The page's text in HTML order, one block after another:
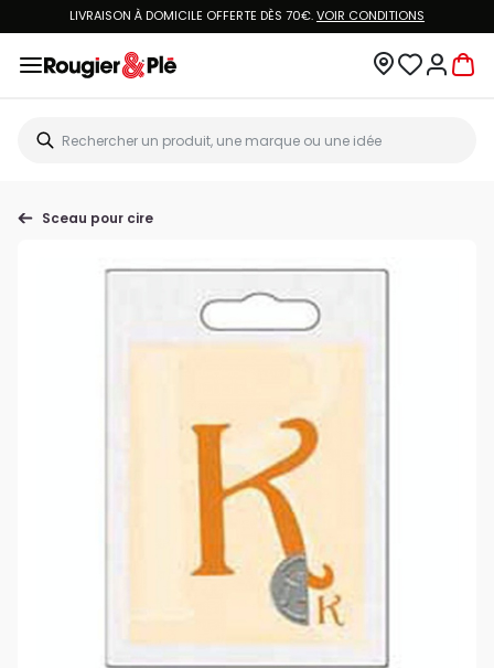
LIVRAISON À DOMICILE OFFERTE DÈS 70€.VOIR CONDITIONS
Sceau pour cire